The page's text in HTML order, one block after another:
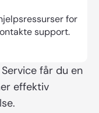
for
support.
får du en
effektiv